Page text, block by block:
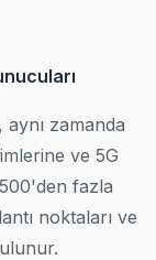
aynı zamanda
ve 5G
fazla
noktaları ve